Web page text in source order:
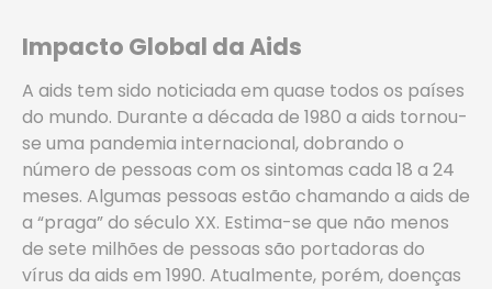
Impacto Global da Aids
A aids tem sido noticiada em quase todos os países
do mundo. Durante a década de 1980 a aids tornou-
se uma pandemia internacional, dobrando o
número de pessoas com os sintomas cada 18 a 24
meses. Algumas pessoas estão chamando a aids de
a “praga” do século XX. Estima-se que não menos
de sete milhões de pessoas são portadoras do
vírus da aids em 1990. Atualmente, porém, doenças